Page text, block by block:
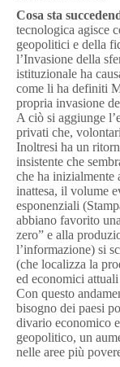
Cosa sta
tecnologica agisce
geopolitici e della
l’Invasione della
istituzionale ha
come li ha definiti
propria invasione
A ciò si aggiunge
privati che,
Inoltresi ha un
insistente che
che ha inizialmente
inattesa, il volume
esponenziali
abbiano favorito
zero” e alla
l’informazione) si
(che localizza la
ed economici
Con questo
bisogno dei paesi
divario economico
geopolitico, un
nelle aree più